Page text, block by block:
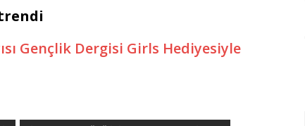
Gençlik Dergisi Girls Hediyesiyle